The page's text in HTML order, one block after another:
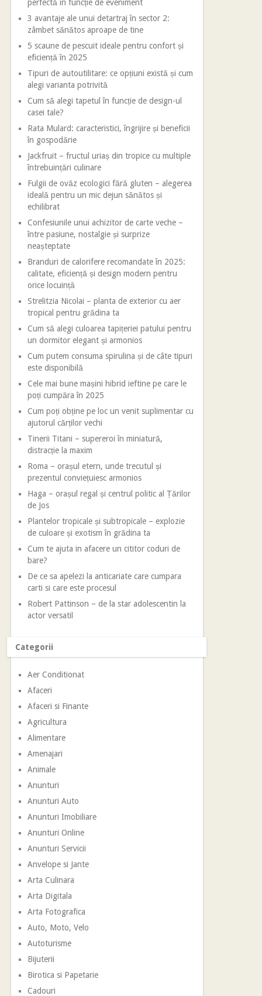
perfectă în funcție de eveniment
3 avantaje ale unui detartraj în sector 2:
zâmbet sănătos aproape de tine
5 scaune de pescuit ideale pentru confort și
eficiență în 2025
Tipuri de autoutilitare: ce opțiuni există și cum
alegi varianta potrivită
Cum să alegi tapetul în funcție de design-ul
casei tale?
Rata Mulard: caracteristici, îngrijire și beneficii
în gospodărie
Jackfruit – fructul uriaș din tropice cu multiple
întrebuințări culinare
Fulgii de ovăz ecologici fără gluten – alegerea
ideală pentru un mic dejun sănătos și
echilibrat
Confesiunile unui achizitor de carte veche –
între pasiune, nostalgie și surprize
neașteptate
Branduri de calorifere recomandate în 2025:
calitate, eficiență și design modern pentru
orice locuință
Strelitzia Nicolai – planta de exterior cu aer
tropical pentru grădina ta
Cum să alegi culoarea tapițeriei patului pentru
un dormitor elegant și armonios
Cum putem consuma spirulina și de câte tipuri
este disponibilă
Cele mai bune mașini hibrid ieftine pe care le
poți cumpăra în 2025
Cum poți obține pe loc un venit suplimentar cu
ajutorul cărților vechi
Tinerii Titani – supereroi în miniatură,
distracție la maxim
Roma – orașul etern, unde trecutul și
prezentul conviețuiesc armonios
Haga – orașul regal și centrul politic al Țărilor
de Jos
Plantelor tropicale și subtropicale – explozie
de culoare și exotism în grădina ta
Cum te ajuta in afacere un cititor coduri de
bare?
De ce sa apelezi la anticariate care cumpara
carti si care este procesul
Robert Pattinson – de la star adolescentin la
actor versatil
Categorii
Aer Conditionat
Afaceri
Afaceri si Finante
Agricultura
Alimentare
Amenajari
Animale
Anunturi
Anunturi Auto
Anunturi Imobiliare
Anunturi Online
Anunturi Servicii
Anvelope si Jante
Arta Culinara
Arta Digitala
Arta Fotografica
Auto, Moto, Velo
Autoturisme
Bijuterii
Birotica si Papetarie
Cadouri